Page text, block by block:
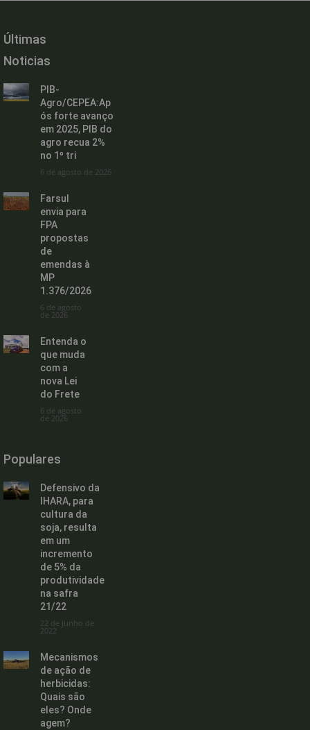
Últimas
Noticias
PIB-
Agro/CEPEA:Ap
ós forte avanço
em 2025, PIB do
agro recua 2%
no 1º tri
6 de agosto de 2026
Farsul
envia para
FPA
propostas
de
emendas à
MP
1.376/2026
6 de agosto
de 2026
Entenda o
que muda
com a
nova Lei
do Frete
6 de agosto
de 2026
Populares
Defensivo da
IHARA, para
cultura da
soja, resulta
em um
incremento
de 5% da
produtividade
na safra
21/22
22 de junho de
2022
Mecanismos
de ação de
herbicidas:
Quais são
eles? Onde
agem?